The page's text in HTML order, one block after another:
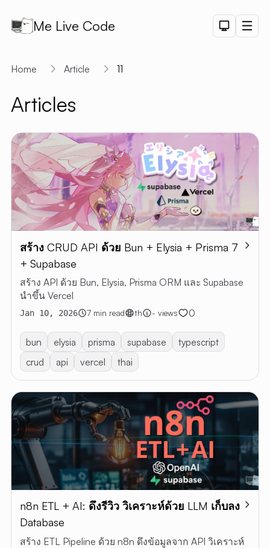
Me Live Code
LOGIN
PET
CHART
CODING
ABOUT
EN
Dark
Home Article 11
Articles
สร้าง CRUD API ด้วย Bun + Elysia + Prisma 7
+ Supabase
สร้าง API ด้วย Bun, Elysia, Prisma ORM และ Supabase
นำขึ้น Vercel
Jan 10, 2026 7 min read th - views 0
bun elysia prisma supabase
typescript
crud
api vercel thai
n8n ETL + AI: ดึงรีวิว วิเคราะห์ด้วย LLM เก็บลง
Database
สร้าง ETL Pipeline ด้วย n8n ดึงข้อมูลจาก API วิเคราะห์